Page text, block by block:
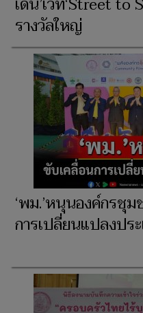
รางวัลใหญ่
‘พม.’หนุนองค์กรชุ
การเปลี่ยนแปลงปร